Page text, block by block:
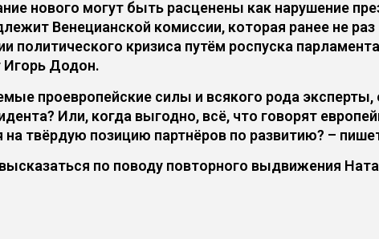
нового могут быть расценены как нарушение
Венецианской комиссии, которая ранее не
политического кризиса путём роспуска
Игорь Додон.
проевропейские силы и всякого рода
Или, когда выгодно, всё, что говорят
твёрдую позицию партнёров по развитию? –
по поводу повторного выдвижения